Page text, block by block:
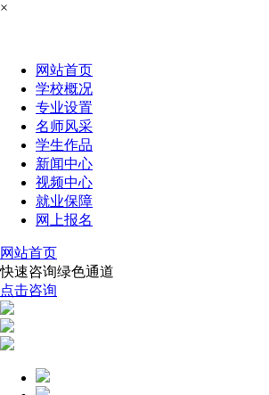
×
网站首页
学校概况
专业设置
名师风采
学生作品
新闻中心
视频中心
就业保障
网上报名
网站首页
快速咨询绿色通道
点击咨询